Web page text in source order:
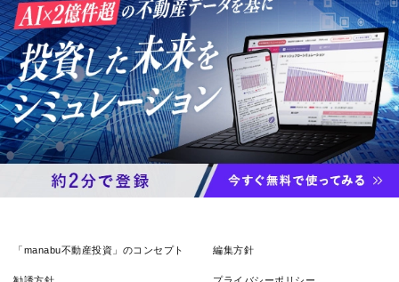
「manabu不動産投資」のコンセプト 編集方針